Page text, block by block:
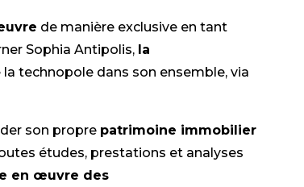
de manière exclusive en tant
Sophia Antipolis, la
la technopole dans son ensemble, via
son propre patrimoine immobilier
études, prestations et analyses
en œuvre des